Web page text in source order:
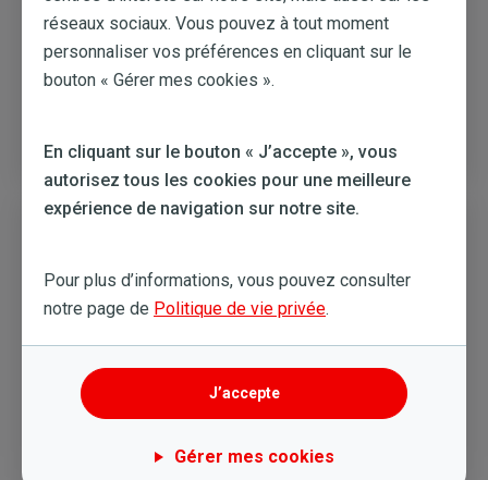
On vous rappelle ?
Des experts orientés business
Votre service client est composé d’experts en
énergie dédiés aux professionnels. Vos questions
réseaux sociaux. Vous pouvez à tout moment
personnaliser vos préférences en cliquant sur le
bouton « Gérer mes cookies ».
En cliquant sur le bouton « J’accepte », vous
autorisez tous les cookies pour une meilleure
expérience de navigation sur notre site.
Pour plus d’informations, vous pouvez consulter
notre page de Politique de vie privée.
J’accepte
Gérer mes cookies